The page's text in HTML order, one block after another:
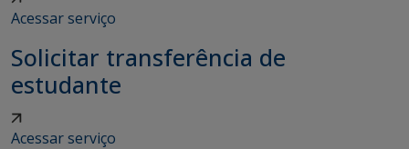
Acessar serviço
Solicitar transferência de
estudante
Acessar serviço